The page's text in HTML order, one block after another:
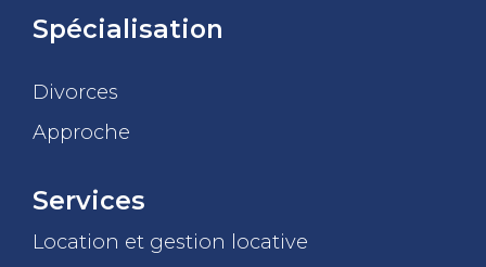
Spécialisation
Divorces
Approche
Services
Location et gestion locative